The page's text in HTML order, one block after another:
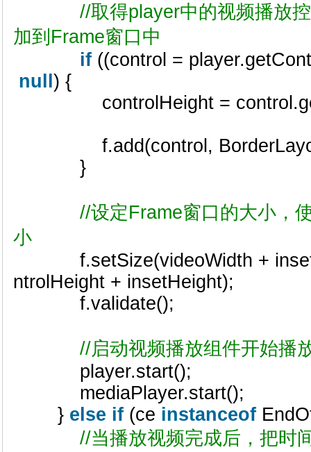
//取得player中的视频播放
加到Frame窗口中
if ((control =
null ) {
controlHeight =
f.add(control,
}
//设定Frame窗口的大小，
小
f.setSize(videoWidth +
ntrolHeight + insetHeight);
f.validate();
//启动视频播放组件开始播
player.start();
mediaPlayer.start();
} else if (ce instanceof
//当播放视频完成后，把时